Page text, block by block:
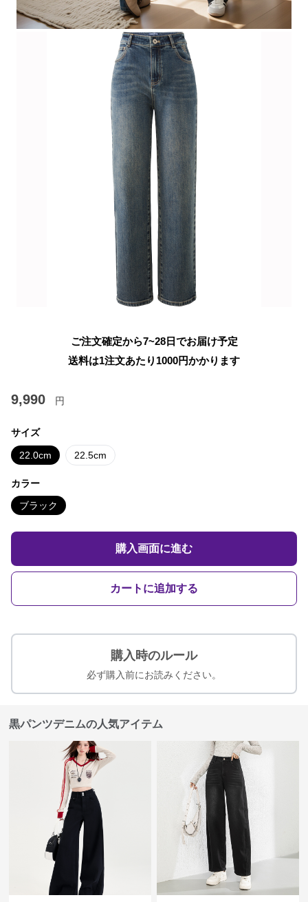
ご注文確定から7~28日でお届け予定
送料は1注文あたり 1000円かかります
9,990 円
サイズ
22.0cm 22.5cm
カラー
ブラック
購入画面に進む
カートに追加する
購入時のルール
必ず購入前にお読みください。
黒パンツデニムの人気アイテム